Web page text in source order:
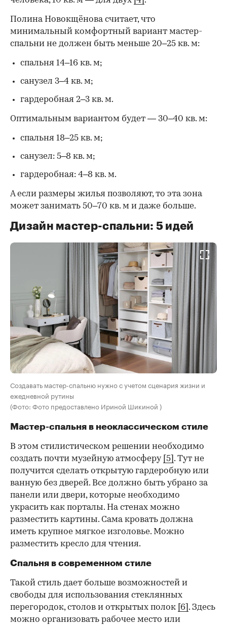
Полина Новокщёнова считает, что
минимальный комфортный вариант мастер-
спальни не должен быть меньше 20–25 кв. м:
спальня 14–16 кв. м;
санузел 3–4 кв. м;
гардеробная 2–3 кв. м.
Оптимальным вариантом будет — 30–40 кв. м:
спальня 18–25 кв. м;
санузел: 5–8 кв. м;
гардеробная: 4–8 кв. м.
А если размеры жилья позволяют, то эта зона
может занимать 50–70 кв. м и даже больше.
Дизайн мастер-спальни: 5 идей
Создавать мастер-спальню нужно с учетом сценария жизни и
ежедневной рутины
(Фото: Фото предоставлено Ириной Шикиной )
Мастер-спальня в неоклассическом стиле
В этом стилистическом решении необходимо
создать почти музейную атмосферу [5] . Тут не
получится сделать открытую гардеробную или
ванную без дверей. Все должно быть убрано за
панели или двери, которые необходимо
украсить как порталы. На стенах можно
разместить картины. Сама кровать должна
иметь крупное мягкое изголовье. Можно
разместить кресло для чтения.
Спальня в современном стиле
Такой стиль дает больше возможностей и
свободы для использования стеклянных
перегородок, столов и открытых полок [6] . Здесь
можно организовать рабочее место или